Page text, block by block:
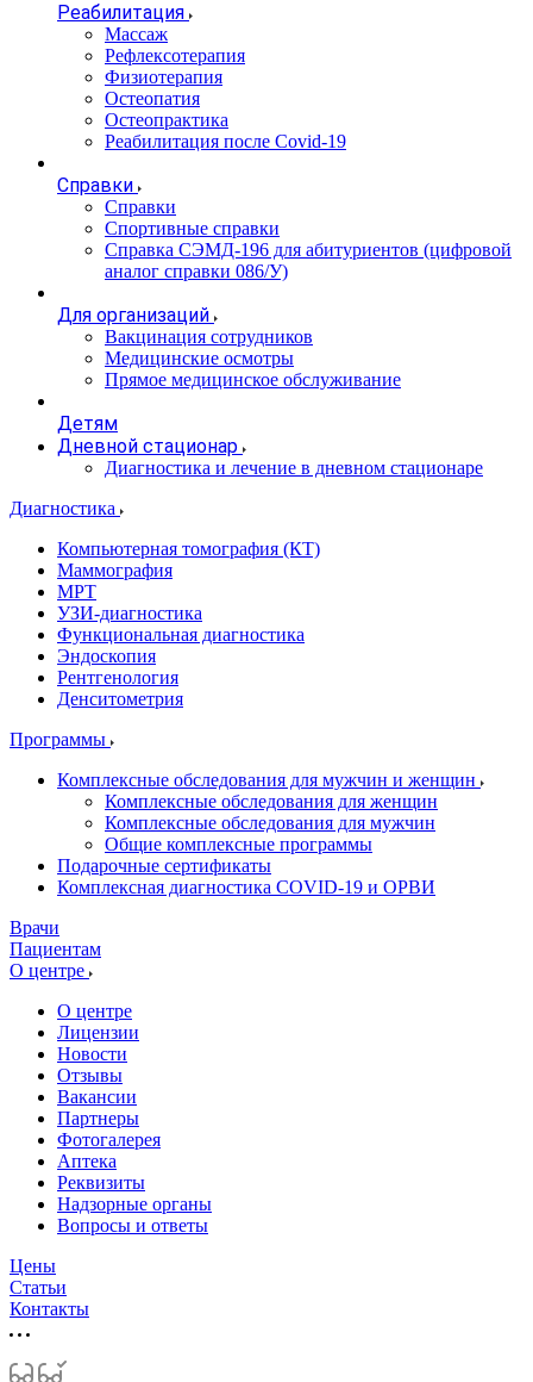
Реабилитация
Массаж
Рефлексотерапия
Физиотерапия
Остеопатия
Остеопрактика
Реабилитация после Covid-19
Справки
Справки
Спортивные справки
Справка СЭМД‑196 для абитуриентов (цифровой
аналог справки 086/У)
Для организаций
Вакцинация сотрудников
Медицинские осмотры
Прямое медицинское обслуживание
Детям
Дневной стационар
Диагностика и лечение в дневном стационаре
Диагностика
Компьютерная томография (КТ)
Маммография
МРТ
УЗИ-диагностика
Функциональная диагностика
Эндоскопия
Рентгенология
Денситометрия
Программы
Комплексные обследования для мужчин и женщин
Комплексные обследования для женщин
Комплексные обследования для мужчин
Общие комплексные программы
Подарочные сертификаты
Комплексная диагностика COVID-19 и ОРВИ
Врачи
Пациентам
О центре
О центре
Лицензии
Новости
Отзывы
Вакансии
Партнеры
Фотогалерея
Аптека
Реквизиты
Надзорные органы
Вопросы и ответы
Цены
Статьи
Контакты